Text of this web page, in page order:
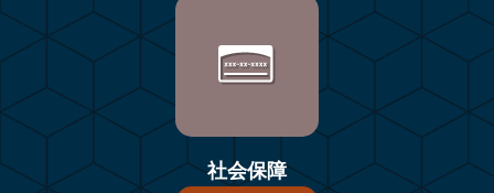
社会保障